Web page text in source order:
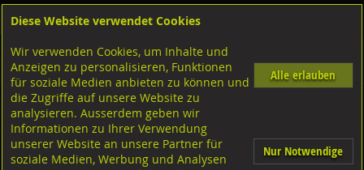
Shop Schrauben Diverse Schrauben
M-Gewinde
Diverse Ausführungen M-GewindeFlachrundschrauben A2 rostfrei
Flachrundschrauben mit 4kt. ohne MU, DIN603 A2
rostfrei M16x80
Diese Website verwendet Cookies
Wir verwenden Cookies, um Inhalte und
Anzeigen zu personalisieren, Funktionen
für soziale Medien anbieten zu können und
die Zugriffe auf unsere Website zu
analysieren. Ausserdem geben wir
Informationen zu Ihrer Verwendung
unserer Website an unsere Partner für
soziale Medien, Werbung und Analysen
Alle erlauben
Nur Notwendige